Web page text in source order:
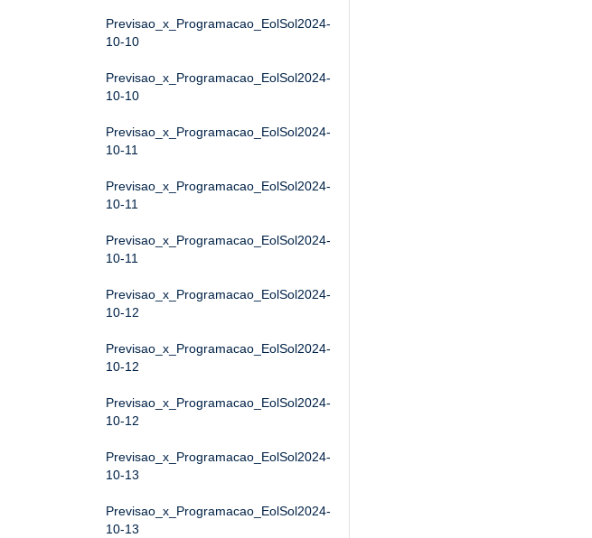
Previsao_x_Programacao_EolSol2024-
10-10
Previsao_x_Programacao_EolSol2024-
10-10
Previsao_x_Programacao_EolSol2024-
10-11
Previsao_x_Programacao_EolSol2024-
10-11
Previsao_x_Programacao_EolSol2024-
10-11
Previsao_x_Programacao_EolSol2024-
10-12
Previsao_x_Programacao_EolSol2024-
10-12
Previsao_x_Programacao_EolSol2024-
10-12
Previsao_x_Programacao_EolSol2024-
10-13
Previsao_x_Programacao_EolSol2024-
10-13